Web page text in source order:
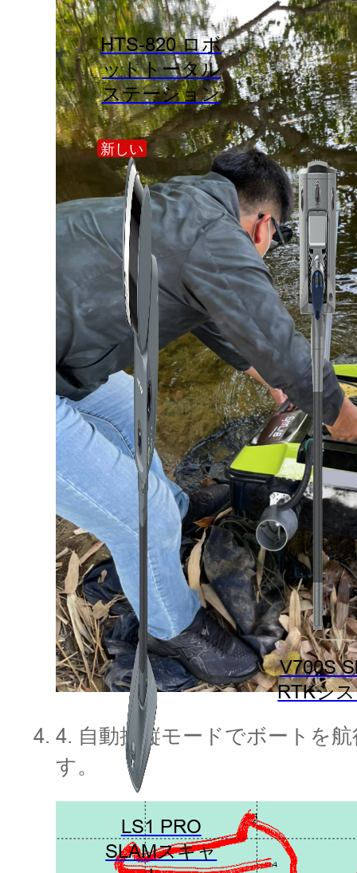
HTS-820 ロボ
ットトータル
ステーション
新しい
LS1 PRO
SLAMスキャ
V700S
RTKシ
4. 自動操縦モードでボートを
す。